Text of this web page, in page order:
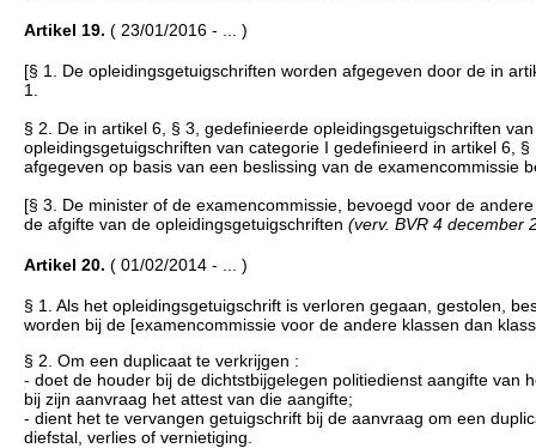
Artikel 19. ( 23/01/2016 - ... )
[§ 1. De opleidingsgetuigschriften worden afgegeven door de in
1.
§ 2. De in artikel 6, § 3, gedefinieerde opleidingsgetuigschriften
opleidingsgetuigschriften van categorie I gedefinieerd in artikel 6,
afgegeven op basis van een beslissing van de examencommissie
[§ 3. De minister of de examencommissie, bevoegd voor de
de afgifte van de opleidingsgetuigschriften (verv. BVR 4 december
Artikel 20. ( 01/02/2014 - ... )
§ 1. Als het opleidingsgetuigschrift is verloren gegaan, gestolen,
worden bij de [examencommissie voor de andere klassen dan
§ 2. Om een duplicaat te verkrijgen :
- doet de houder bij de dichtstbijgelegen politiedienst aangifte van
bij zijn aanvraag het attest van die aangifte;
- dient het te vervangen getuigschrift bij de aanvraag om een
diefstal, verlies of vernietiging.